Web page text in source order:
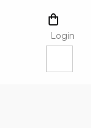
CART
Login